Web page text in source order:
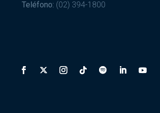
Teléfono: (02) 394-1800